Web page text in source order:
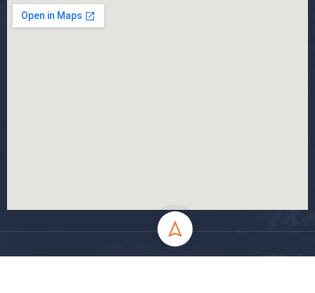
جميع الحقوق محفوظة جامعة المسيلة - 2024